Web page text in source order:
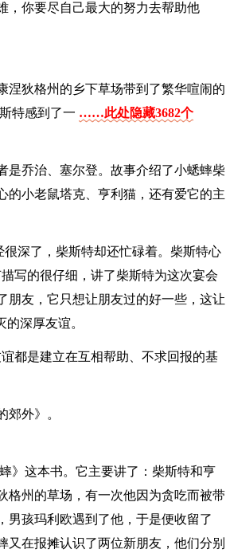
，你要尽自己最大的努力去帮助他
涅狄格州的乡下草场带到了繁华喧闹的
特感到了一 ……此处隐藏3682个
是乔治、塞尔登。故事介绍了小蟋蟀柴
的小老鼠塔克、亨利猫，还有爱它的主
深了，柴斯特却还忙碌着。柴斯特心
写的很仔细，讲了柴斯特为这次宴会
朋友，它只想让朋友过的好一些，这让
深厚友谊。
都是建立在互相帮助、不求回报的基
外》。
》这本书。它主要讲了：柴斯特和亨
格州的草场，有一次他因为贪吃而被带
男孩玛利欧遇到了他，于是便收留了
在报摊认识了两位新朋友，他们分别